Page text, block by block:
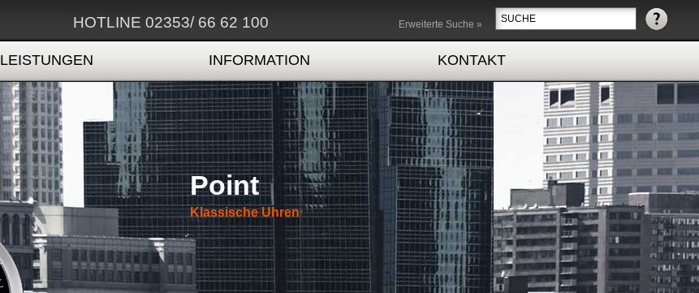
Erweiterte Suche »
HOTLINE 02353/ 66 62 100
LEISTUNGEN INFORMATION KONTAKT
Point
Klassische Uhren